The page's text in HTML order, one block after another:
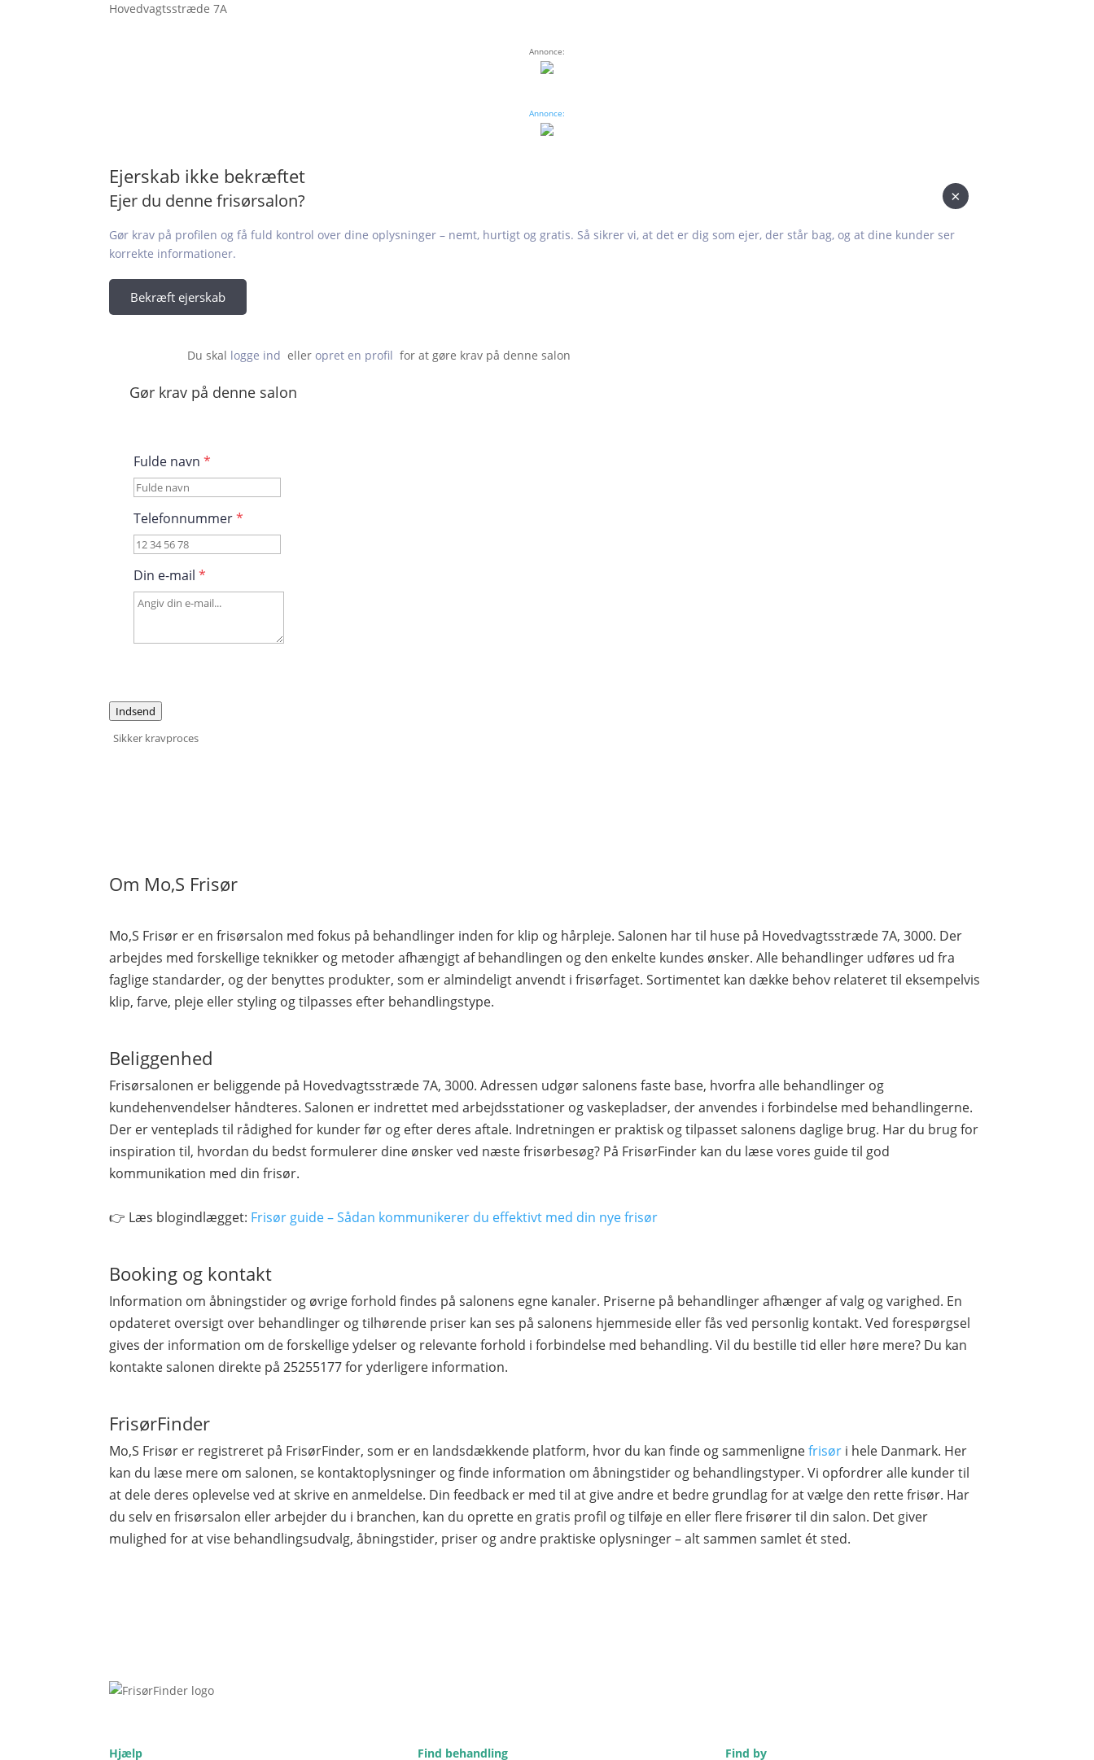
Hovedvagtsstræde 7A
Annonce:
Annonce:
Ejerskab ikke bekræftet
Ejer du denne frisørsalon?
Gør krav på profilen og få fuld kontrol over dine oplysninger – nemt, hurtigt og gratis. Så sikrer vi, at det er dig som ejer, der står bag, og at dine kunder ser
korrekte informationer.
Bekræft ejerskab
Du skal logge ind eller opret en profil for at gøre krav på denne salon
Gør krav på denne salon
×
Fulde navn*
Telefonnummer*
Din e-mail*
Indsend
Sikker kravproces
Om Mo,S Frisør
Mo,S Frisør er en frisørsalon med fokus på behandlinger inden for klip og hårpleje. Salonen har til huse på Hovedvagtsstræde 7A, 3000. Der
arbejdes med forskellige teknikker og metoder afhængigt af behandlingen og den enkelte kundes ønsker. Alle behandlinger udføres ud fra
faglige standarder, og der benyttes produkter, som er almindeligt anvendt i frisørfaget. Sortimentet kan dække behov relateret til eksempelvis
klip, farve, pleje eller styling og tilpasses efter behandlingstype.
Beliggenhed
Frisørsalonen er beliggende på Hovedvagtsstræde 7A, 3000. Adressen udgør salonens faste base, hvorfra alle behandlinger og
kundehenvendelser håndteres. Salonen er indrettet med arbejdsstationer og vaskepladser, der anvendes i forbindelse med behandlingerne.
Der er venteplads til rådighed for kunder før og efter deres aftale. Indretningen er praktisk og tilpasset salonens daglige brug. Har du brug for
inspiration til, hvordan du bedst formulerer dine ønsker ved næste frisørbesøg? På FrisørFinder kan du læse vores guide til god
kommunikation med din frisør.
👉 Læs blogindlægget: Frisør guide – Sådan kommunikerer du effektivt med din nye frisør
Booking og kontakt
Information om åbningstider og øvrige forhold findes på salonens egne kanaler. Priserne på behandlinger afhænger af valg og varighed. En
opdateret oversigt over behandlinger og tilhørende priser kan ses på salonens hjemmeside eller fås ved personlig kontakt. Ved forespørgsel
gives der information om de forskellige ydelser og relevante forhold i forbindelse med behandling. Vil du bestille tid eller høre mere? Du kan
kontakte salonen direkte på 25255177 for yderligere information.
FrisørFinder
Mo,S Frisør er registreret på FrisørFinder, som er en landsdækkende platform, hvor du kan finde og sammenlignefrisør i hele Danmark. Her
kan du læse mere om salonen, se kontaktoplysninger og finde information om åbningstider og behandlingstyper. Vi opfordrer alle kunder til
at dele deres oplevelse ved at skrive en anmeldelse. Din feedback er med til at give andre et bedre grundlag for at vælge den rette frisør. Har
du selv en frisørsalon eller arbejder du i branchen, kan du oprette en gratis profil og tilføje en eller flere frisører til din salon. Det giver
mulighed for at vise behandlingsudvalg, åbningstider, priser og andre praktiske oplysninger – alt sammen samlet ét sted.
Hjælp Find behandling Find by